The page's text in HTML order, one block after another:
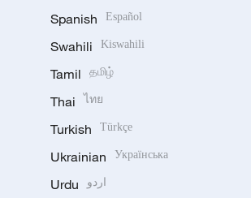
Spanish Español
Swahili Kiswahili
Tamil தமிழ்
Thai ไทย
Turkish Türkçe
Ukrainian Українська
Urdu اردو